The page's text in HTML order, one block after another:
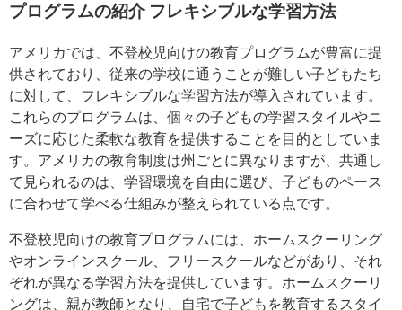
プログラムの紹介 フレキシブルな学習方法
アメリカでは、不登校児向けの教育プログラムが豊富に提
供されており、従来の学校に通うことが難しい子どもたち
に対して、フレキシブルな学習方法が導入されています。
これらのプログラムは、個々の子どもの学習スタイルやニ
ーズに応じた柔軟な教育を提供することを目的としていま
す。アメリカの教育制度は州ごとに異なりますが、共通し
て見られるのは、学習環境を自由に選び、子どものペース
に合わせて学べる仕組みが整えられている点です。
不登校児向けの教育プログラムには、ホームスクーリング
やオンラインスクール、フリースクールなどがあり、それ
ぞれが異なる学習方法を提供しています。ホームスクーリ
ングは、親が教師となり、自宅で子どもを教育するスタイ